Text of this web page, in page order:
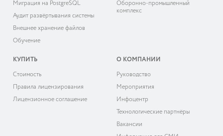
Миграция на PostgreSQL
Аудит развёртывания системы
Внешнее хранение файлов
Обучение
Оборонно-промышленный
комплекс
КУПИТЬ
Cтоимость
Правила лицензирования
Лицензионное соглашение
О КОМПАНИИ
Руководство
Мероприятия
Инфоцентр
Технологические партнёры
Вакансии